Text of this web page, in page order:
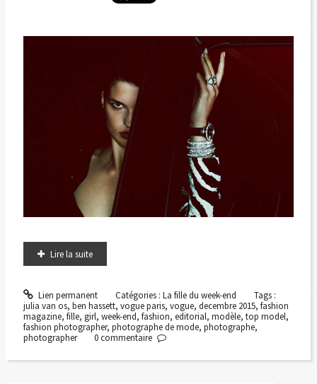
Lire la suite
Lien permanent Catégories : La fille du week-end
Tags :
julia van os, ben hassett, vogue paris, vogue, decembre 2015, fashion
magazine, fille, girl, week-end, fashion, editorial, modèle, top model,
fashion photographer, photographe de mode, photographe,
photographer
0commentaire